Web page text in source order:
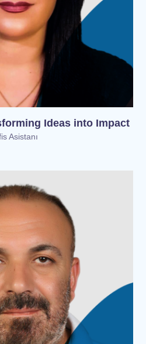
Ideas into Impact
Asistanı